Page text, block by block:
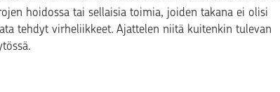
hoidossa tai sellaisia toimia, joiden takana ei olisi
tehdyt virheliikkeet. Ajattelen niitä kuitenkin tulevan